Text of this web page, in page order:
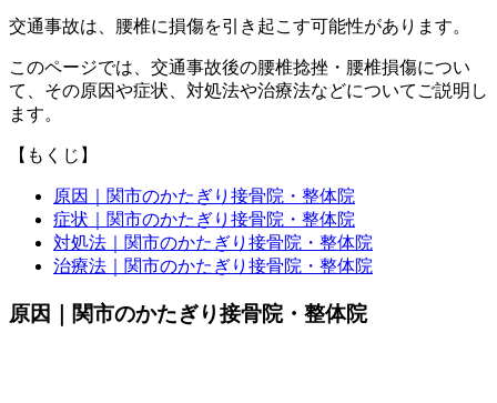
交通事故は、腰椎に損傷を引き起こす可能性があります。
このページでは、交通事故後の腰椎捻挫・腰椎損傷につい
て、その原因や症状、対処法や治療法などについてご説明し
ます。
【もくじ】
原因｜関市のかたぎり接骨院・整体院
症状｜関市のかたぎり接骨院・整体院
対処法｜関市のかたぎり接骨院・整体院
治療法｜関市のかたぎり接骨院・整体院
原因｜関市のかたぎり接骨院・整体院